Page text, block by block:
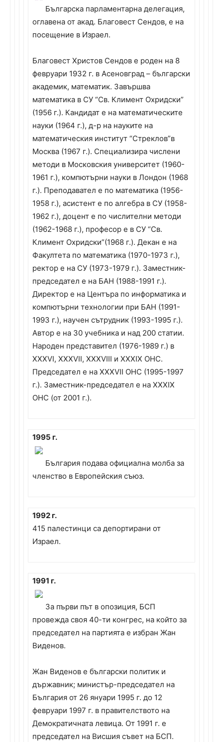
Българска парламентарна делегация,
оглавена от акад. Благовест Сендов, е на
посещение в Израел.
Благовест Христов Сендов е роден на 8
февруари 1932 г. в Асеновград – български
академик, математик. Завършва
математика в СУ “Св. Климент Охридски”
(1956 г.). Кандидат е на математическите
науки (1964 г.), д-р на науките на
математическия институт “Стреклов”в
Москва (1967 г.). Специализира числени
методи в Московския университет (1960-
1961 г.), компютърни науки в Лондон (1968
г.). Преподавател е по математика (1956-
1958 г.), асистент е по алгебра в СУ (1958-
1962 г.), доцент е по числителни методи
(1962-1968 г.), професор е в СУ “Св.
Климент Охридски”(1968 г.). Декан е на
Факултета по математика (1970-1973 г.),
ректор е на СУ (1973-1979 г.). Заместник-
председател е на БАН (1988-1991 г.).
Директор е на Центъра по информатика и
компютърни технологии при БАН (1991-
1993 г.), научен сътрудник (1993-1995 г.).
Автор е на 30 учебника и над 200 статии.
Народен представител (1976-1989 г.) в
XXXVI, XXXVII, XXXVIII и XXXIX ОНС.
Председател е на XXXVII ОНС (1995-1997
г.). Заместник-председател е на XXXIX
ОНС (от 2001 г.).
1995 г.
България подава официална молба за
членство в Европейския съюз.
1992 г.
415 палестинци са депортирани от
Израел.
1991 г.
За първи път в опозиция, БСП
провежда своя 40-ти конгрес, на който за
председател на партията е избран Жан
Виденов.
Жан Виденов е български политик и
държавник; министър-председател на
България от 26 януари 1995 г. до 12
февруари 1997 г. в правителството на
Демократичната левица. От 1991 г. е
председател на Висшия съвет на БСП.